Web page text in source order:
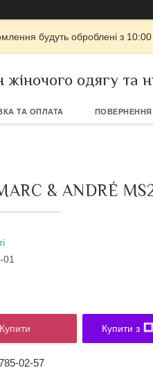
будуть оброблені з
одягу та
ТА ОПЛАТА ПОВЕРНЕННЯ
& ANDRÉ
01
Купити Купити з
02-57